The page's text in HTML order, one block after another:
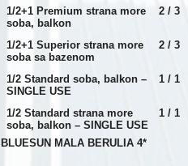
1/2+1 Premium strana more
soba, balkon
2 / 3
1/2+1 Superior strana more
soba sa bazenom
2 / 3
1/2 Standard soba, balkon –
SINGLE USE
1 / 1
1/2 Standard strana more
soba, balkon – SINGLE USE
1 / 1
BLUESUN MALA BERULIA 4*